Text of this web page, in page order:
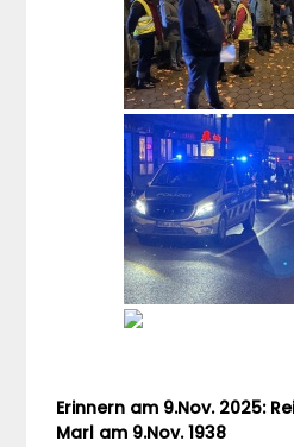
Erinnern am 9.Nov. 2025:
Marl am 9.Nov. 1938